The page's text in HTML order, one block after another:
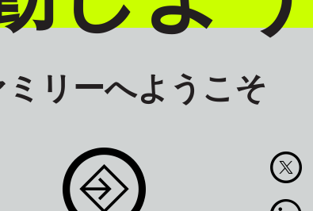
リーへようこそ